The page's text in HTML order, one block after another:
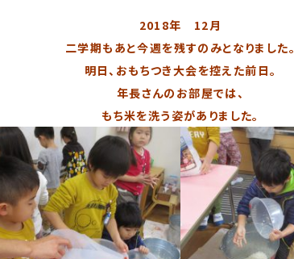
2018年 12月
二学期もあと今週を残すのみとなりました。
明日、おもちつき大会を控えた前日。
年長さんのお部屋では、
もち米を洗う姿がありました。